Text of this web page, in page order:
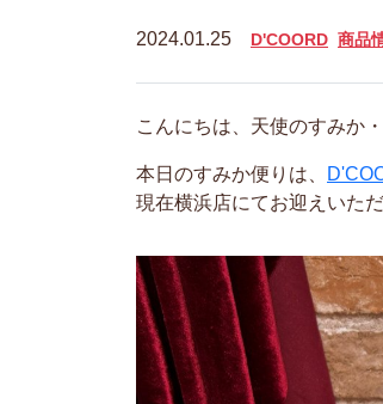
2024.01.25 D'COORD 商品
こんにちは、天使のすみか
本日のすみか便りは、
現在横浜店にてお迎えいた